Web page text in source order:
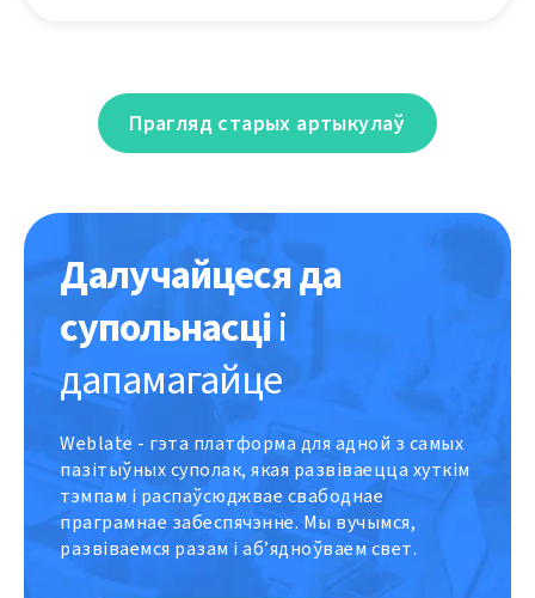
Прагляд старых артыкулаў
Далучайцеся да
супольнасціі
дапамагайце
Weblate - гэта платформа для адной з самых
пазітыўных суполак, якая развіваецца хуткім
тэмпам і распаўсюджвае свабоднае
праграмнае забеспячэнне. Мы вучымся,
развіваемся разам і аб’ядноўваем свет.